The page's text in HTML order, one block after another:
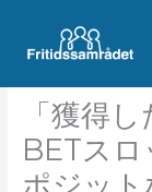
indholdet
「獲得
BETス